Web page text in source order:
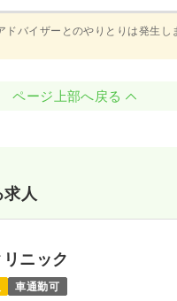
ドバイザーとのやりとりは発生し
ページ上部へ戻る
求人
ニック
車通勤可